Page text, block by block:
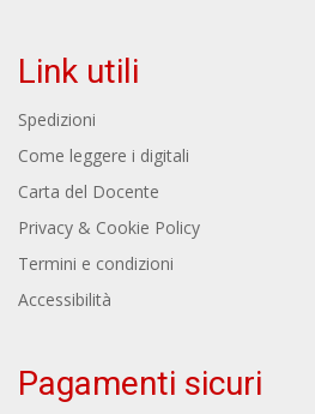
Link utili
Spedizioni
Come leggere i digitali
Carta del Docente
Privacy & Cookie Policy
Termini e condizioni
Accessibilità
Pagamenti sicuri